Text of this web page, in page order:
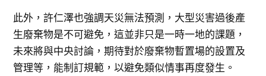
此外，許仁澤也強調天災無法預測，大型災害過後產
生廢棄物是不可避免，這並非只是一時一地的課題，
未來將與中央討論，期待對於廢棄物暫置場的設置及
管理等，能制訂規範，以避免類似情事再度發生。